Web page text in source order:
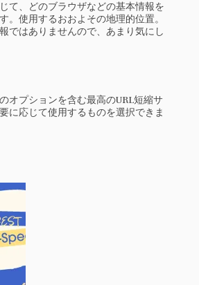
て、どのブラウザなどの基本情報を
。使用するおおよその地理的位置。
ではありませんので、あまり気にし
オプションを含む最高のURL短縮サ
に応じて使用するものを選択できま